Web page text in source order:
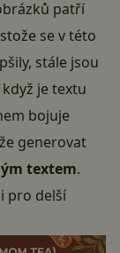
patří
se v této
stále jsou
je textu
bojuje
generovat
textem.
pro delší